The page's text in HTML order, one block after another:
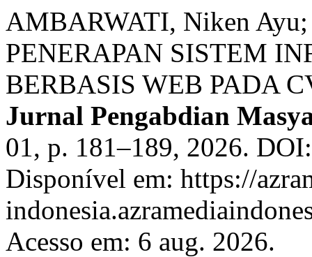
AMBARWATI, Niken
PENERAPAN SISTEM
BERBASIS WEB PADA
Jurnal Pengabdian
01, p. 181–189, 2026.
Disponível em: https://
Acesso em: 6 aug. 2026.